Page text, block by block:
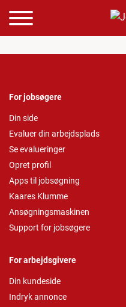
For jobsøgere
Din side
Evaluer din arbejdsplads
Se evalueringer
Opret profil
Apps til jobsøgning
Kaares Klumme
Ansøgningsmaskinen
Support for jobsøgere
For arbejdsgivere
Din kundeside
Indryk annonce